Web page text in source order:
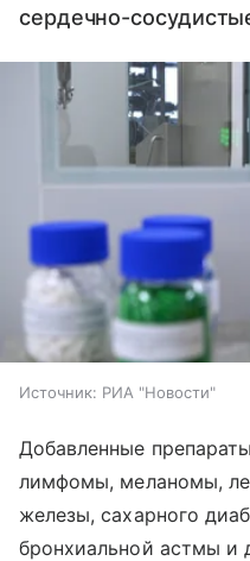
сердечно-
Источник: РИА "Новости"
Добавленные
лимфомы, меланомы,
железы, сахарного
бронхиальной астмы и